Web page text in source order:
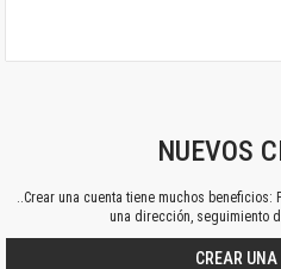
NUEVOS
..Crear una cuenta tiene muchos
una dirección, seguimiento
CREAR